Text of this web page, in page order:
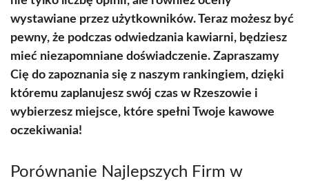
wystawiane przez użytkowników. Teraz możesz być
pewny, że podczas odwiedzania kawiarni, będziesz
mieć niezapomniane doświadczenie. Zapraszamy
Cię do zapoznania się z naszym rankingiem, dzięki
któremu zaplanujesz swój czas w Rzeszowie i
wybierzesz miejsce, które spełni Twoje kawowe
oczekiwania!
Porównanie Najlepszych Firm w